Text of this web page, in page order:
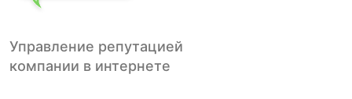
Управление репутацией
компании в интернете